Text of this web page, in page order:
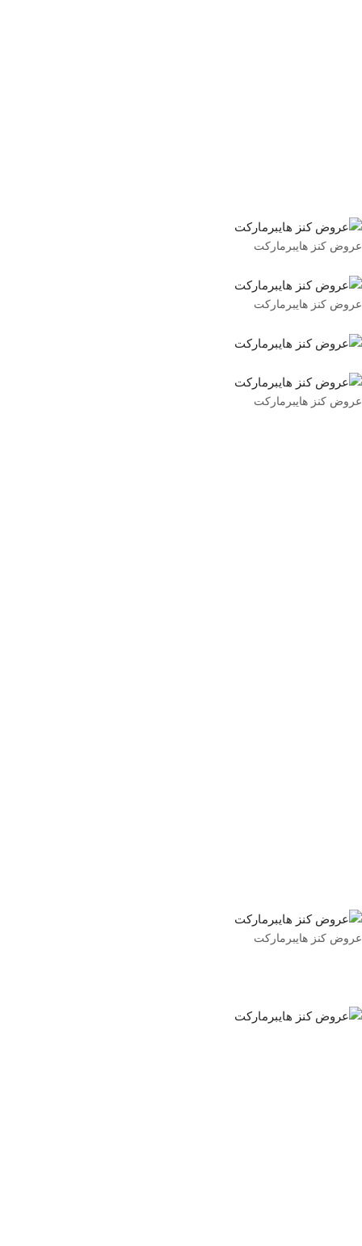
عروض كنز هايبرماركت
عروض كنز هايبرماركت
عروض كنز هايبرماركت
عروض كنز هايبرماركت